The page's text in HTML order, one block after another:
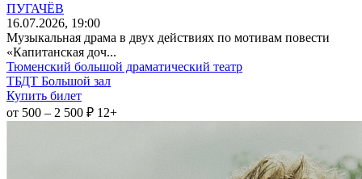
ПУГАЧЁВ
16.07.2026, 19:00
Музыкальная драма в двух действиях по мотивам повести
«Капитанская доч...
Тюменский большой драматический театр
ТБДТ Большой зал
Купить билет
от 500 – 2 500 ₽ 12+